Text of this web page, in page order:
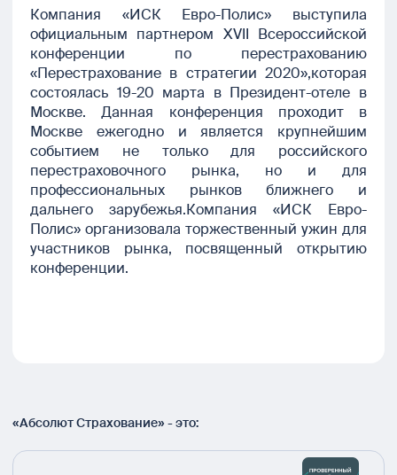
Компания «ИСК Евро-Полис» выступила
официальным партнером XVII Всероссийской
конференции по перестрахованию
«Перестрахование в стратегии 2020»,которая
состоялась 19-20 марта в Президент-отеле в
Москве. Данная конференция проходит в
Москве ежегодно и является крупнейшим
событием не только для российского
перестраховочного рынка, но и для
профессиональных рынков ближнего и
дальнего зарубежья.Компания «ИСК Евро-
Полис» организовала торжественный ужин для
участников рынка, посвященный открытию
конференции.
«Абсолют Страхование» - это: